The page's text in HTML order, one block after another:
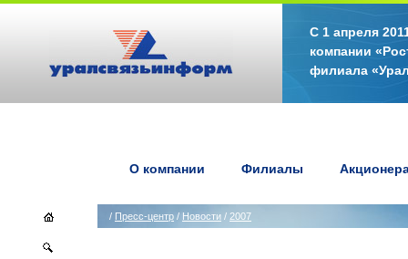
С 1 апреля
компании
филиала
О компании Филиалы
/ Пресс-центр / Новости / 2007